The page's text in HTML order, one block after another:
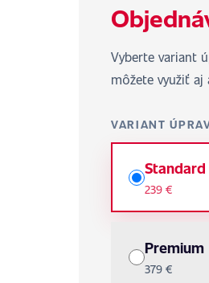
Vyberte variant
môžete využiť aj
VARIANT
Standard
239 €
Premium
379 €